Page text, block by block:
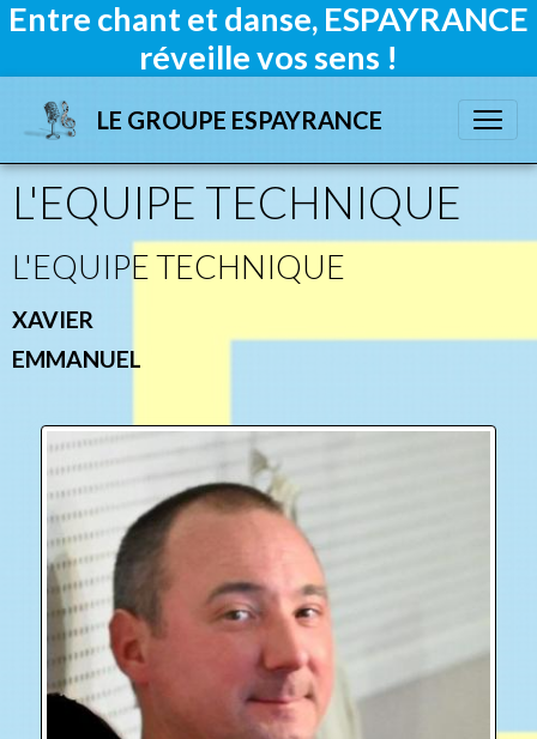
Entre chant et danse, ESPAYRANCE
réveille vos sens !
LE GROUPE ESPAYRANCE
L'EQUIPE TECHNIQUE
L'EQUIPE TECHNIQUE
XAVIER
EMMANUEL